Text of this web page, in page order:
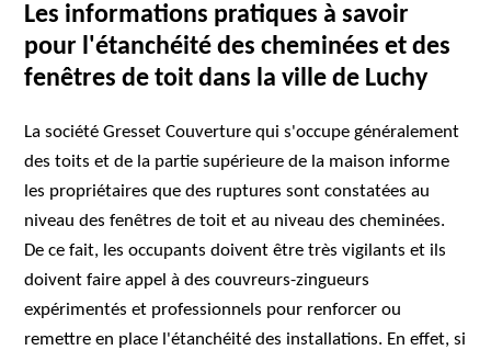
Les informations pratiques à savoir
pour l'étanchéité des cheminées et des
fenêtres de toit dans la ville de Luchy
La société Gresset Couverture qui s'occupe généralement
des toits et de la partie supérieure de la maison informe
les propriétaires que des ruptures sont constatées au
niveau des fenêtres de toit et au niveau des cheminées.
De ce fait, les occupants doivent être très vigilants et ils
doivent faire appel à des couvreurs-zingueurs
expérimentés et professionnels pour renforcer ou
remettre en place l'étanchéité des installations. En effet, si